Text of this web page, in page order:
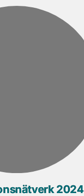
2024